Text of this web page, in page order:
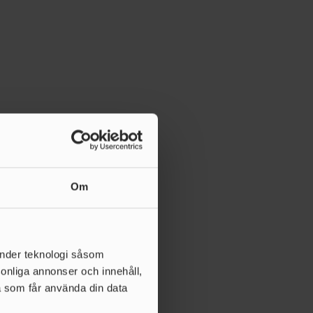
Om
teknologi såsom
annonser och innehåll,
får använda din data